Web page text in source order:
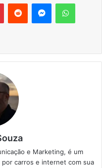
e Marketing, é um
por carros e internet com sua